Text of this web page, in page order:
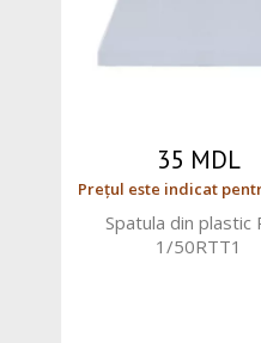
35 MDL
Prețul este indicat
Spatula din plastic
1/50RTT1